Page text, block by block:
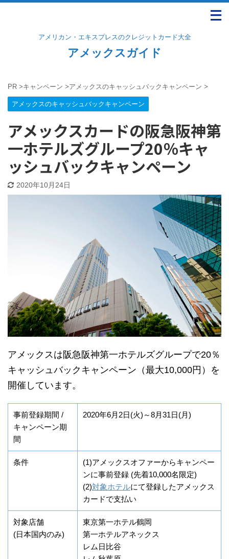
アメリカン・エキスプレスのクレジットカード大全
アメックスガイド
PR >キャンペーン >アメックスのキャッシュバックキャンペーン >
アメックスのキャッシュバックキャンペーン
アメックスカードの阪急阪神第
一ホテルズグループ20％キャ
ッシュバックキャンペーン
2020年10月24日
アメックスは阪急阪神第一ホテルズグループで20％
キャッシュバックキャンペーン（最大10,000円）を
開催しています。
事前登録期間 /
キャンペーン期
間
2020年6月2日(火)～8月31日(月)
条件
(1)アメックスオファーからキャンペー
ンに事前登録 (先着10,000名限定)
(2)対象ホテルにて登録したアメックス
カードで支払い
対象店舗
(日本国内のみ)
東京第一ホテル鶴岡
第一ホテルアネックス
レム日比谷